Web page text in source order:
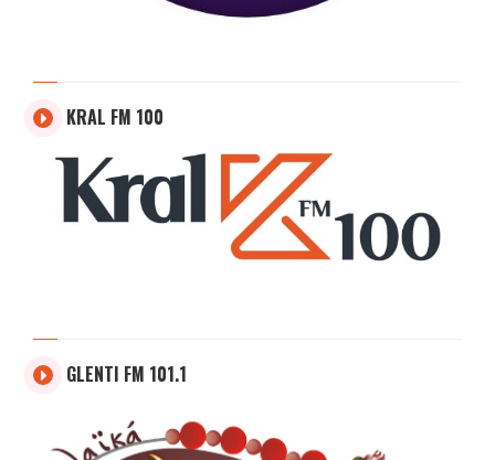
KRAL FM 100
GLENTI FM 101.1